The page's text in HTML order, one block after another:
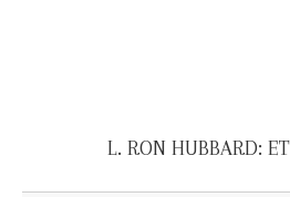
L. RON HUBBARD: